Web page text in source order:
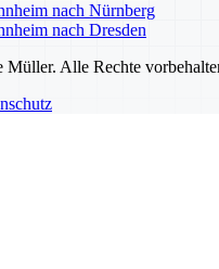
nach Nürnberg
nach Dresden
Alle Rechte